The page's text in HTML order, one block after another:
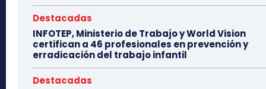
Destacadas
INFOTEP, Ministerio de Trabajo y World Vision
certifican a 46 profesionales en prevención y
erradicación del trabajo infantil
Destacadas